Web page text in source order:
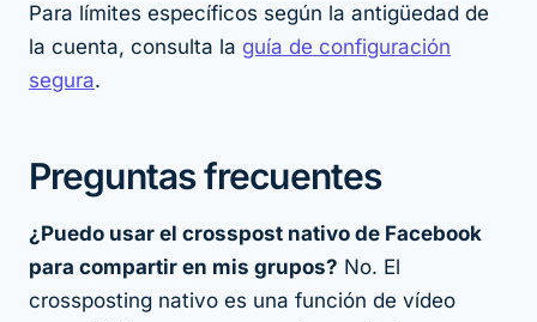
Para límites específicos según la antigüedad de
la cuenta, consulta la guía de configuración
segura.
Preguntas frecuentes
¿Puedo usar el crosspost nativo de Facebook
para compartir en mis grupos? No. El
crossposting nativo es una función de vídeo